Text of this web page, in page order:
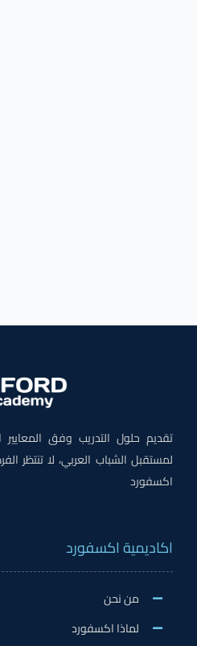
تقديم حلول التدريب وفق المعايير
لمستقبل الشباب العربي، لا تنتظر
اكسفورد
اكاديمية اكسفورد
من نحن
لماذا اكسفورد